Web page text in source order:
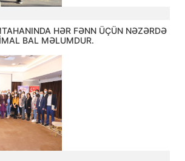
HƏR FƏNN ÜÇÜN NƏZƏRDƏ
BAL MƏLUMDUR.